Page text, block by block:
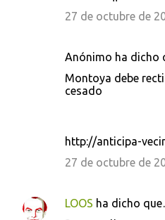
27 de octubre de
Anónimo ha dicho
Montoya debe
cesado
http://anticipa-
27 de octubre de
LOOS ha dicho